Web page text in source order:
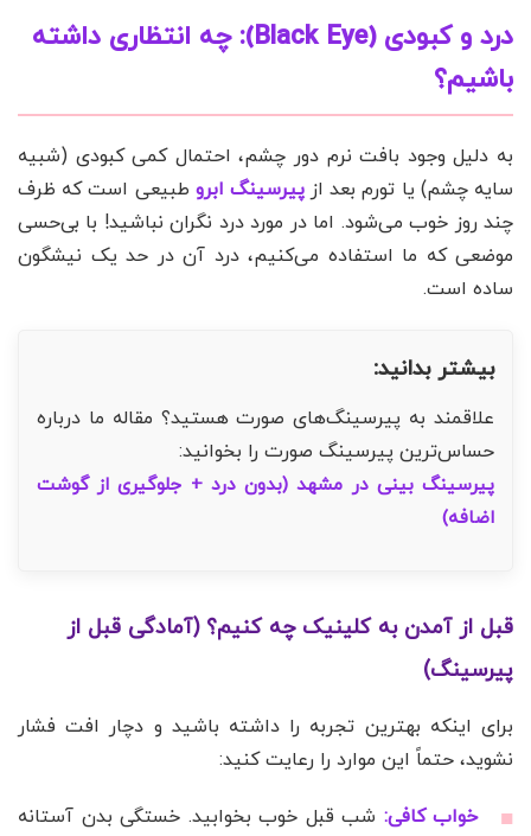
درد و کبودی (Black Eye): چه انتظاری داشته
باشیم؟
به دلیل وجود بافت نرم دور چشم، احتمال کمی کبودی (شبیه
سایه چشم) یا تورم بعد ازپیرسینگ ابرو طبیعی است که ظرف
چند روز خوب می‌شود. اما در مورد درد نگران نباشید! با بی‌حسی
موضعی که ما استفاده می‌کنیم، درد آن در حد یک نیشگون
ساده است.
بیشتر بدانید:
علاقمند به پیرسینگ‌های صورت هستید؟ مقاله ما درباره
حساس‌ترین پیرسینگ صورت را بخوانید:
پیرسینگ بینی در مشهد (بدون درد + جلوگیری از گوشت
اضافه)
قبل از آمدن به کلینیک چه کنیم؟ (آمادگی قبل از
پیرسینگ)
برای اینکه بهترین تجربه را داشته باشید و دچار افت فشار
نشوید، حتماً این موارد را رعایت کنید:
خواب کافی: شب قبل خوب بخوابید. خستگی بدن آستانه